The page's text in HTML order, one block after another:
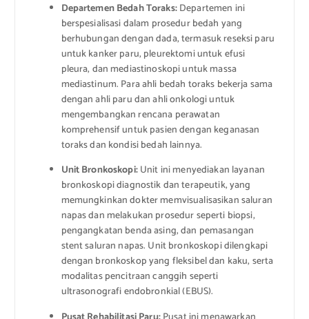
Departemen Bedah Toraks:Departemen ini
berspesialisasi dalam prosedur bedah yang
berhubungan dengan dada, termasuk reseksi paru
untuk kanker paru, pleurektomi untuk efusi
pleura, dan mediastinoskopi untuk massa
mediastinum. Para ahli bedah toraks bekerja sama
dengan ahli paru dan ahli onkologi untuk
mengembangkan rencana perawatan
komprehensif untuk pasien dengan keganasan
toraks dan kondisi bedah lainnya.
Unit Bronkoskopi:Unit ini menyediakan layanan
bronkoskopi diagnostik dan terapeutik, yang
memungkinkan dokter memvisualisasikan saluran
napas dan melakukan prosedur seperti biopsi,
pengangkatan benda asing, dan pemasangan
stent saluran napas. Unit bronkoskopi dilengkapi
dengan bronkoskop yang fleksibel dan kaku, serta
modalitas pencitraan canggih seperti
ultrasonografi endobronkial (EBUS).